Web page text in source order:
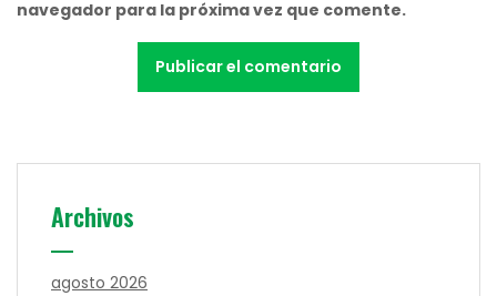
navegador para la próxima vez que comente.
Archivos
agosto 2026